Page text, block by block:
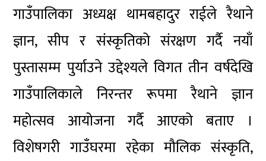
गाउँपालिका अध्यक्ष थामबहादुर राईले रैथाने
ज्ञान, सीप र संस्कृतिको संरक्षण गर्दै नयाँ
पुस्तासम्म पुर्याउने उद्देश्यले विगत तीन वर्षदेखि
गाउँपालिकाले निरन्तर रूपमा रैथाने ज्ञान
महोत्सव आयोजना गर्दै आएको बताए ।
विशेषगरी गाउँघरमा रहेका मौलिक संस्कृति,